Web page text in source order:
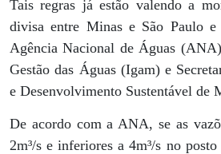
Tais regras já estão valendo a
divisa entre Minas e São Paulo e
Agência Nacional de Águas
Gestão das Águas (Igam) e
e Desenvolvimento Sustentável de
De acordo com a ANA, se as
2m³/s e inferiores a 4m³/s no